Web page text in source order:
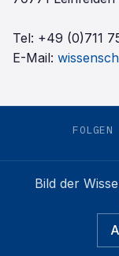
Tel: +49 (0)711
E-Mail:
Bild der